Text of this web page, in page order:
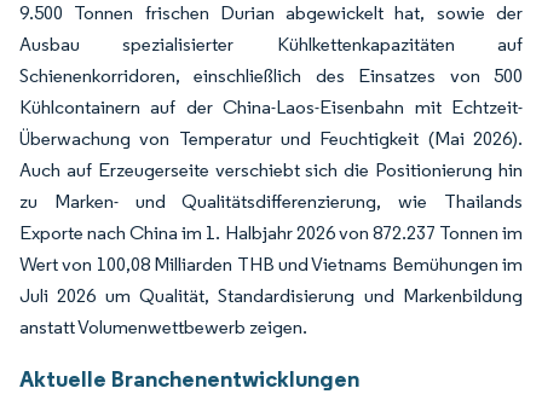
9.500 Tonnen frischen Durian abgewickelt hat, sowie der
Ausbau spezialisierter Kühlkettenkapazitäten auf
Schienenkorridoren, einschließlich des Einsatzes von 500
Kühlcontainern auf der China-Laos-Eisenbahn mit Echtzeit-
Überwachung von Temperatur und Feuchtigkeit (Mai 2026).
Auch auf Erzeugerseite verschiebt sich die Positionierung hin
zu Marken- und Qualitätsdifferenzierung, wie Thailands
Exporte nach China im 1. Halbjahr 2026 von 872.237 Tonnen im
Wert von 100,08 Milliarden THB und Vietnams Bemühungen im
Juli 2026 um Qualität, Standardisierung und Markenbildung
anstatt Volumenwettbewerb zeigen.
Aktuelle Branchenentwicklungen